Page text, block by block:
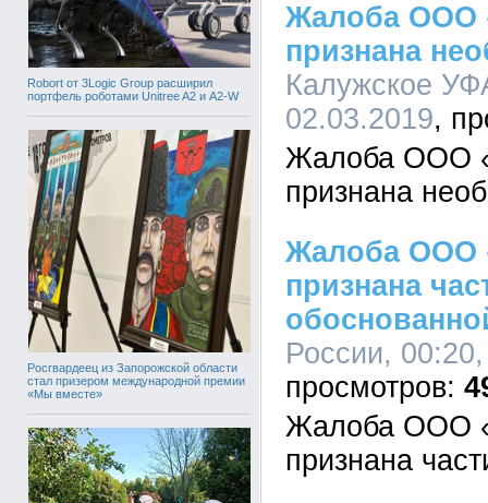
Robort от 3Logic Group расширил
портфель роботами Unitree A2 и A2-W
Росгвардеец из Запорожской области
стал призером международной премии
«Мы вместе»
Жалоба ООО
признана
Калужское
02.03.2019
Жалоба ООО
признана
Жалоба ООО
признана
России,
Жалоба ООО
признана